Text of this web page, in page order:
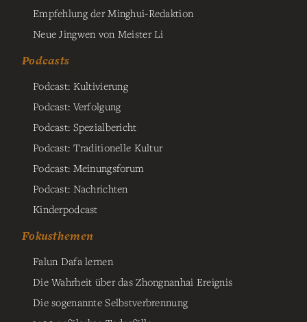
Empfehlung der Minghui-Redaktion
Neue Jingwen von Meister Li
Podcasts
Podcast: Kultivierung
Podcast: Verfolgung
Podcast: Spezialbericht
Podcast: Traditionelle Kultur
Podcast: Meinungsforum
Podcast: Nachrichten
Kinderpodcast
Fokusthemen
Falun Dafa lernen
Die Wahrheit über das Zhongnanhai Ereignis
Die sogenannte Selbstverbrennung